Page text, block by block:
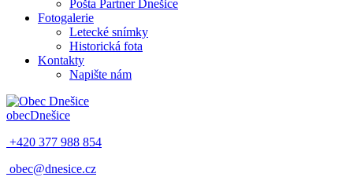
Pošta Partner Dnešice
Fotogalerie
Letecké snímky
Historická fota
Kontakty
Napište nám
obecDnešice
+420 377 988 854
obec@dnesice.cz